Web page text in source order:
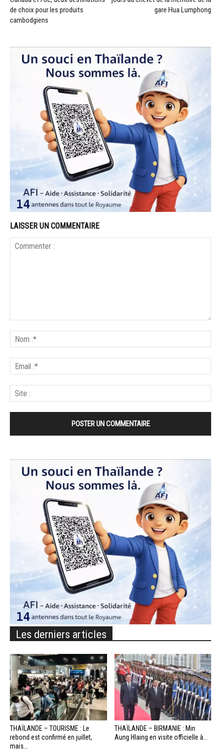
de choix pour les produits
cambodgiens
gare Hua Lumphong
LAISSER UN COMMENTAIRE
Les derniers articles
THAÏLANDE – TOURISME : Le
rebond est confirmé en juillet,
mais...
THAÏLANDE – BIRMANIE : Min
Aung Hlaing en visite officielle à...